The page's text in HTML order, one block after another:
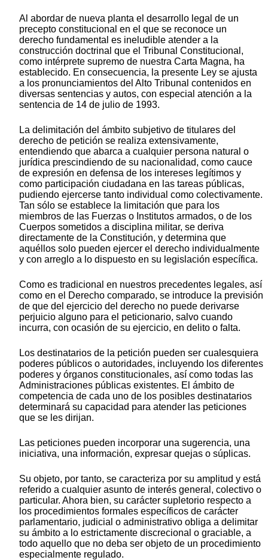
Al abordar de nueva planta el desarrollo legal de un
precepto constitucional en el que se reconoce un
derecho fundamental es ineludible atender a la
construcción doctrinal que el Tribunal Constitucional,
como intérprete supremo de nuestra Carta Magna, ha
establecido. En consecuencia, la presente Ley se ajusta
a los pronunciamientos del Alto Tribunal contenidos en
diversas sentencias y autos, con especial atención a la
sentencia de 14 de julio de 1993.
La delimitación del ámbito subjetivo de titulares del
derecho de petición se realiza extensivamente,
entendiendo que abarca a cualquier persona natural o
jurídica prescindiendo de su nacionalidad, como cauce
de expresión en defensa de los intereses legítimos y
como participación ciudadana en las tareas públicas,
pudiendo ejercerse tanto individual como colectivamente.
Tan sólo se establece la limitación que para los
miembros de las Fuerzas o Institutos armados, o de los
Cuerpos sometidos a disciplina militar, se deriva
directamente de la Constitución, y determina que
aquéllos solo pueden ejercer el derecho individualmente
y con arreglo a lo dispuesto en su legislación específica.
Como es tradicional en nuestros precedentes legales, así
como en el Derecho comparado, se introduce la previsión
de que del ejercicio del derecho no puede derivarse
perjuicio alguno para el peticionario, salvo cuando
incurra, con ocasión de su ejercicio, en delito o falta.
Los destinatarios de la petición pueden ser cualesquiera
poderes públicos o autoridades, incluyendo los diferentes
poderes y órganos constitucionales, así como todas las
Administraciones públicas existentes. El ámbito de
competencia de cada uno de los posibles destinatarios
determinará su capacidad para atender las peticiones
que se les dirijan.
Las peticiones pueden incorporar una sugerencia, una
iniciativa, una información, expresar quejas o súplicas.
Su objeto, por tanto, se caracteriza por su amplitud y está
referido a cualquier asunto de interés general, colectivo o
particular. Ahora bien, su carácter supletorio respecto a
los procedimientos formales específicos de carácter
parlamentario, judicial o administrativo obliga a delimitar
su ámbito a lo estrictamente discrecional o graciable, a
todo aquello que no deba ser objeto de un procedimiento
especialmente regulado.